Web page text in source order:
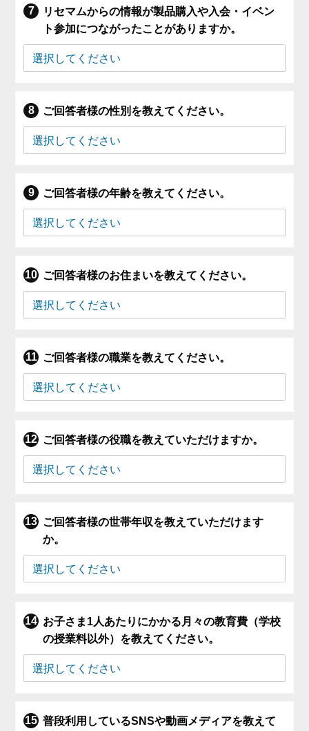
リセマムからの情報が製品購入や入会・イベン
ト参加につながったことがありますか。
ご回答者様の性別を教えてください。
ご回答者様の年齢を教えてください。
ご回答者様のお住まいを教えてください。
ご回答者様の職業を教えてください。
ご回答者様の役職を教えていただけますか。
ご回答者様の世帯年収を教えていただけます
か。
お子さま1人あたりにかかる月々の教育費（学校
の授業料以外）を教えてください。
普段利用しているSNSや動画メディアを教えて